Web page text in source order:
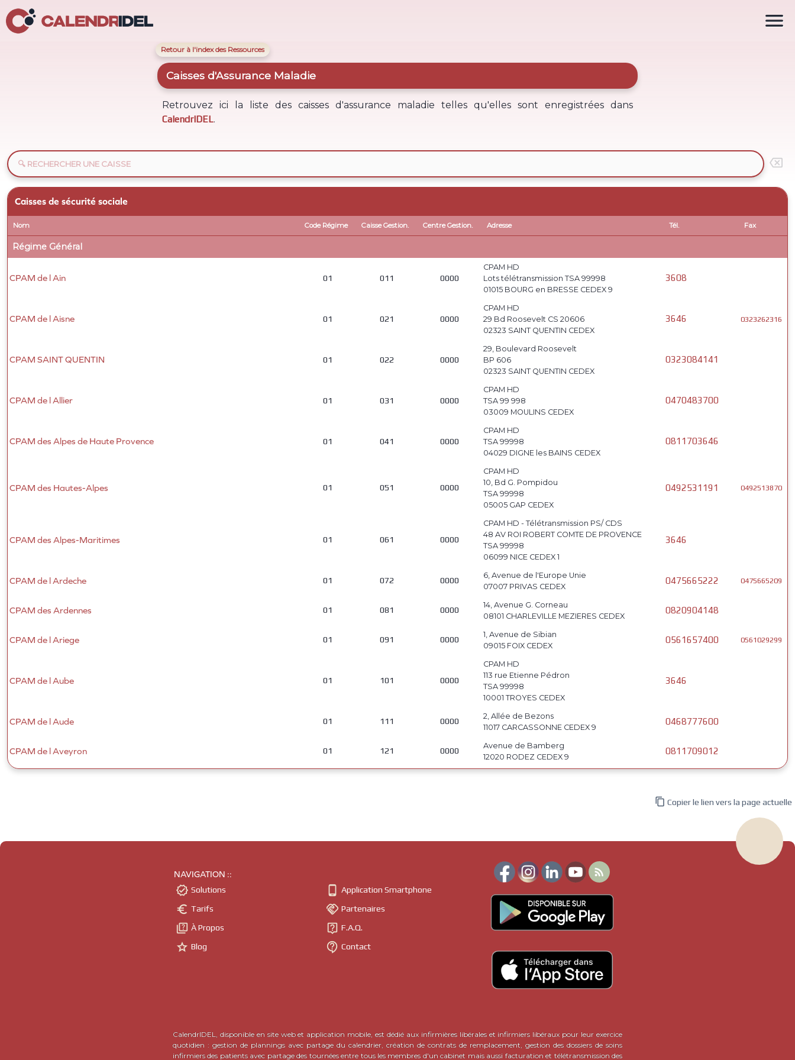
Retour à l'index des Ressources
Caisses d'Assurance Maladie
Retrouvez ici la liste des caisses d'assurance maladie telles qu'elles sont enregistrées dans
CalendrIDEL.

Caisses de sécurité sociale
Nom Code Régime Caisse Gestion. Centre Gestion. Adresse Tél. Fax
Régime Général
CPAM de l Ain 01 011 0000
CPAM HD
Lots télétransmission TSA 99998
01015 BOURG en BRESSE CEDEX 9
3608
CPAM de l Aisne 01 021 0000
CPAM HD
29 Bd Roosevelt CS 20606
02323 SAINT QUENTIN CEDEX
3646 0323262316
CPAM SAINT QUENTIN 01 022 0000
29, Boulevard Roosevelt
BP 606
02323 SAINT QUENTIN CEDEX
0323084141
CPAM de l Allier 01 031 0000
CPAM HD
TSA 99 998
03009 MOULINS CEDEX
0470483700
CPAM des Alpes de Haute Provence 01 041 0000
CPAM HD
TSA 99998
04029 DIGNE les BAINS CEDEX
0811703646
CPAM des Hautes-Alpes 01 051 0000
CPAM HD
10, Bd G. Pompidou
TSA 99998
05005 GAP CEDEX
0492531191 0492513870
CPAM des Alpes-Maritimes 01 061 0000
CPAM HD - Télétransmission PS/ CDS
48 AV ROI ROBERT COMTE DE PROVENCE
TSA 99998
06099 NICE CEDEX 1
3646
CPAM de l Ardeche 01 072 0000
6, Avenue de l'Europe Unie
07007 PRIVAS CEDEX
0475665222 0475665209
CPAM des Ardennes 01 081 0000
14, Avenue G. Corneau
08101 CHARLEVILLE MEZIERES CEDEX
0820904148
CPAM de l Ariege 01 091 0000
1, Avenue de Sibian
09015 FOIX CEDEX
0561657400 0561029299
CPAM de l Aube 01 101 0000
CPAM HD
113 rue Etienne Pédron
TSA 99998
10001 TROYES CEDEX
3646
CPAM de l Aude 01 111 0000
2, Allée de Bezons
11017 CARCASSONNE CEDEX 9
0468777600
CPAM de l Aveyron 01 121 0000
Avenue de Bamberg
12020 RODEZ CEDEX 9
0811709012
15, Rue Pierre Marty
TSA 99998
CPAM HD
TSA 99998
16919 ANGOULEME CEDEX 9
01
55-57, Rue de Suède
17014 LA ROCHELLE CEDEX
Boulevard de la République
18030 BOURGES CEDEX 9
01 201 0000
Boulevard Abbé Recco Les Paludes
BP 910

 Copier le lien vers la page actuelle
NAVIGATION ::
 Solutions
 Tarifs
 À Propos
 Blog
 Application Smartphone
 Partenaires
 F.A.Q.
 Contact

CalendrIDEL, disponible en site web et application mobile, est dédié aux infirmières libérales et infirmiers libéraux pour leur exercice
quotidien : gestion de plannings avec partage du calendrier, création de contrats de remplacement, gestion des dossiers de soins
infirmiers des patients avec partage des tournées entre tous les membres d'un cabinet mais aussi facturation et télétransmission des